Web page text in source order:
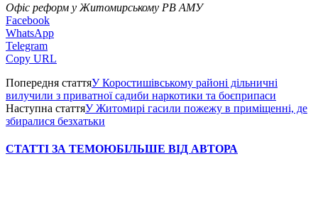
Офіс реформ у Житомирському РВ АМУ
Facebook
WhatsApp
Telegram
Copy URL
Попередня статтяУ Коростишівському районі дільничні
вилучили з приватної садиби наркотики та боєприпаси
Наступна статтяУ Житомирі гасили пожежу в приміщенні, де
збиралися безхатьки
СТАТТІ ЗА ТЕМОЮБІЛЬШЕ ВІД АВТОРА